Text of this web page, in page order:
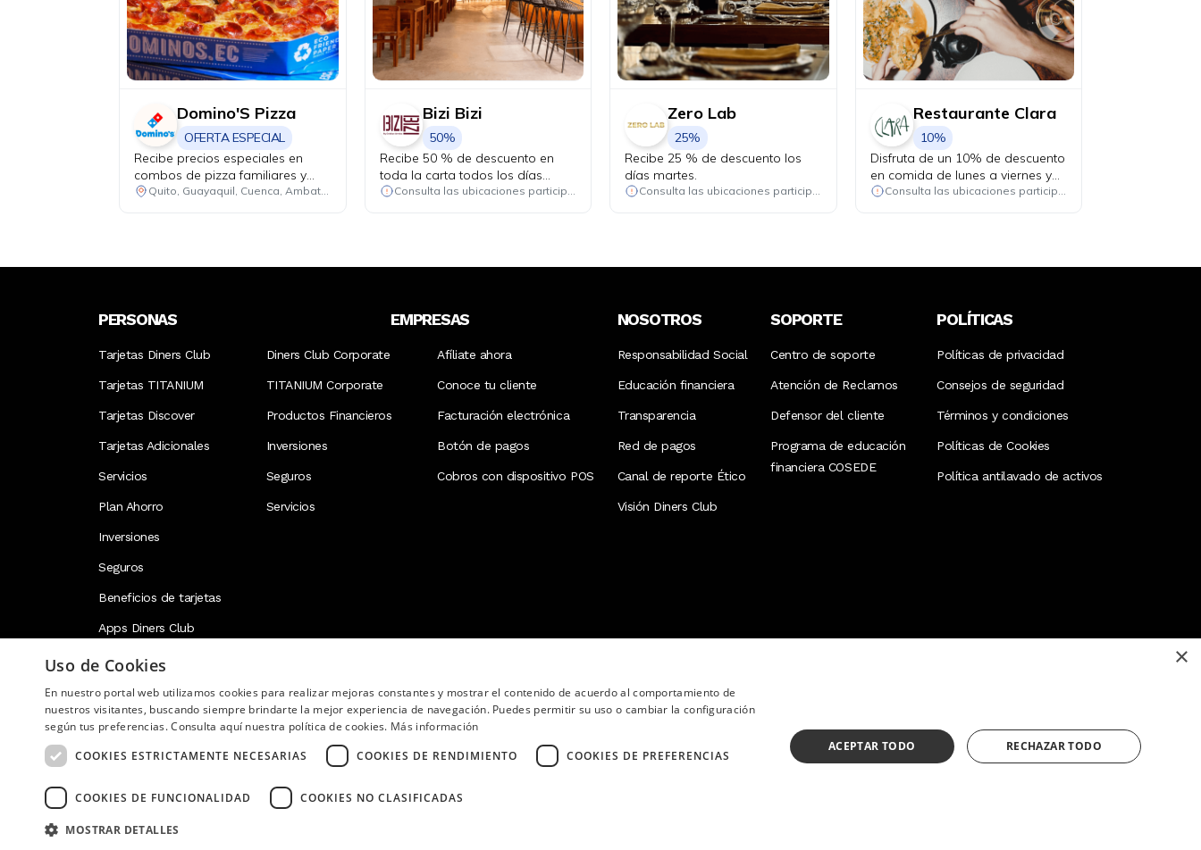
Domino'S Pizza
OFERTA ESPECIAL
Recibe precios especiales en
combos de pizza familiares y
medianos. Promoción 1: 2 pizzas
Quito, Guayaquil, Cuenca, Ambato, Santo Domingo
Bizi Bizi
50%
Recibe 50 % de descuento en
toda la carta todos los días
martes.
Consulta las ubicaciones participantes
Zero Lab
25%
Recibe 25 % de descuento los
días martes.
Consulta las ubicaciones participantes
Restaurante Clara
10%
Disfruta de un 10% de descuento
en comida de lunes a viernes y
aprovecha el happy hour 3x2 enConsulta las ubicaciones participantes
PERSONAS
Tarjetas Diners Club
Tarjetas TITANIUM
Tarjetas Discover
Tarjetas Adicionales
Servicios
Plan Ahorro
Inversiones
Seguros
Beneficios de tarjetas
Apps Diners Club
EMPRESAS
Diners Club Corporate
TITANIUM Corporate
Productos Financieros
Inversiones
Seguros
Servicios
Afíliate ahora
Conoce tu cliente
Facturación electrónica
Botón de pagos
Cobros con dispositivo POS
NOSOTROS
Responsabilidad Social
Educación financiera
Transparencia
Red de pagos
Canal de reporte Ético
Visión Diners Club
SOPORTE
Centro de soporte
Atención de Reclamos
Defensor del cliente
Programa de educación
financiera COSEDE
POLÍTICAS
Políticas de privacidad
Consejos de seguridad
Términos y condiciones
Políticas de Cookies
Política antilavado de activos
Image
¿Necesitas ayuda?
(02) 298 1300
Copyright © 2026 Diners Club Ecuador. Derechos reservados.
×
Uso de Cookies
En nuestro portal web utilizamos cookies para realizar mejoras constantes y mostrar el contenido de acuerdo al comportamiento de
nuestros visitantes, buscando siempre brindarte la mejor experiencia de navegación. Puedes permitir su uso o cambiar la configuración
según tus preferencias. Consulta aquí nuestra política de cookies. Más información
COOKIES ESTRICTAMENTE NECESARIAS
COOKIES DE RENDIMIENTO COOKIES DE PREFERENCIAS
COOKIES DE FUNCIONALIDAD COOKIES NO CLASIFICADAS
MOSTRAR DETALLES
ACEPTAR TODO RECHAZAR TODO